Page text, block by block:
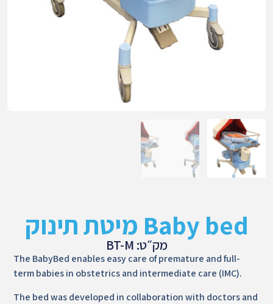
Baby bed מיטת תינוק
מק״ט: BT-M
The BabyBed enables easy care of premature and full-
term babies in obstetrics and intermediate care (IMC).
The bed was developed in collaboration with doctors and